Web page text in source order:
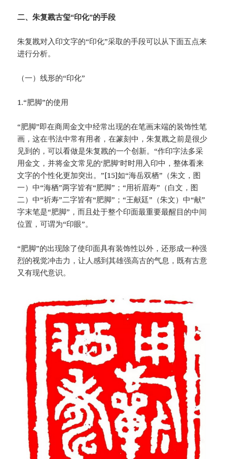
二、朱复戡古玺“印化”的手段
朱复戡对入印文字的“印化”采取的手段可以从下面五点来
进行分析。
（一）线形的“印化”
1.“肥脚”的使用
“肥脚”即在商周金文中经常出现的在笔画末端的装饰性笔
画，这在书法中常有用者，在篆刻中，朱复戡之前是很少
见到的，可以看做是朱复戡的一个创新。“作印字法多采
用金文，并将金文常见的‘肥脚’时时用入印中，整体看来
文字的个性化更加突出。”[15]如“海岳双栖”（朱文，图
一）中“海栖”两字皆有“肥脚”；“用祈眉寿”（白文，图
二）中“祈寿”二字皆有“肥脚”；“王献廷”（朱文）中“献”
字末笔是“肥脚”，而且处于整个印面最重要最醒目的中间
位置，可谓为“印眼”。
“肥脚”的出现除了使印面具有装饰性以外，还形成一种强
烈的视觉冲击力，让人感到其雄强高古的气息，既有古意
又有现代意识。